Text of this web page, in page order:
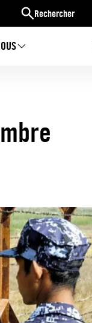
Rechercher